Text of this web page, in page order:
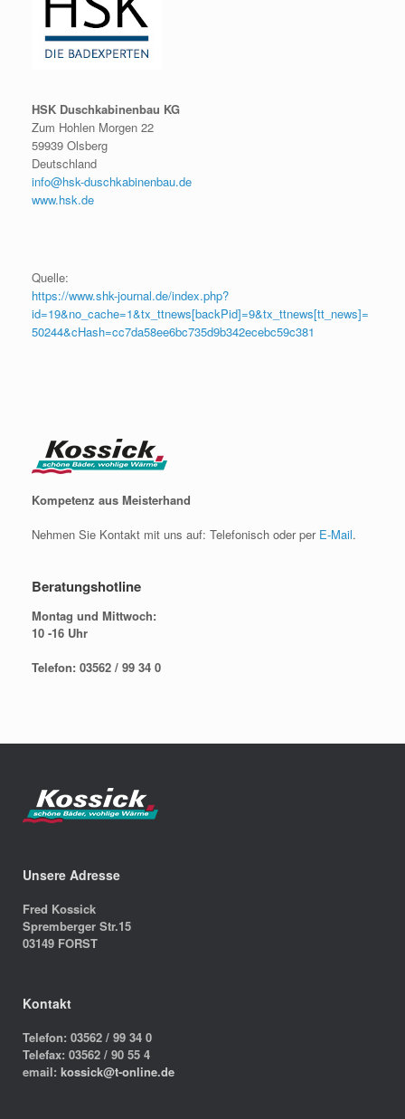
HSK Duschkabinenbau KG
Zum Hohlen Morgen 22
59939 Olsberg
Deutschland
info@hsk-duschkabinenbau.de
www.hsk.de
Quelle:
https://www.shk-journal.de/index.php?
id=19&no_cache=1&tx_ttnews[backPid]=9&tx_ttnews[tt_news]=
50244&cHash=cc7da58ee6bc735d9b342ecebc59c381
Kompetenz aus Meisterhand
Nehmen Sie Kontakt mit uns auf: Telefonisch oder per E-Mail.
Beratungshotline
Montag und Mittwoch:
10 -16 Uhr
Telefon: 03562 / 99 34 0
Unsere Adresse
Fred Kossick
Spremberger Str.15
03149 FORST
Kontakt
Telefon: 03562 / 99 34 0
Telefax: 03562 / 90 55 4
email: kossick@t-online.de